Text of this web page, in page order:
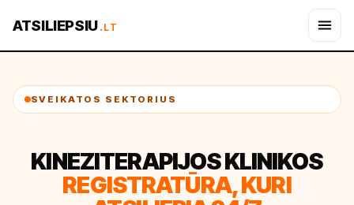
ATSILIEPSIU.LT
SVEIKATOS SEKTORIUS
KINEZITERAPIJOS KLINIKOS
REGISTRATŪRA, KURI